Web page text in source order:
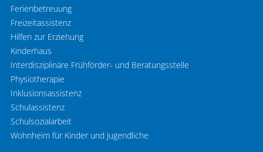
Ferienbetreuung
Freizeitassistenz
Hilfen zur Erziehung
Kinderhaus
Interdisziplinäre Frühförder- und Beratungsstelle
Physiotherapie
Inklusionsassistenz
Schulassistenz
Schulsozialarbeit
Wohnheim für Kinder und Jugendliche